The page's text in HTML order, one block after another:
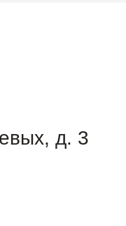
д. 3